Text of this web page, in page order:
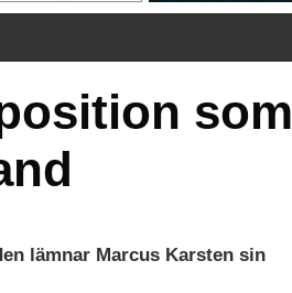
som
lämnar Marcus Karsten sin